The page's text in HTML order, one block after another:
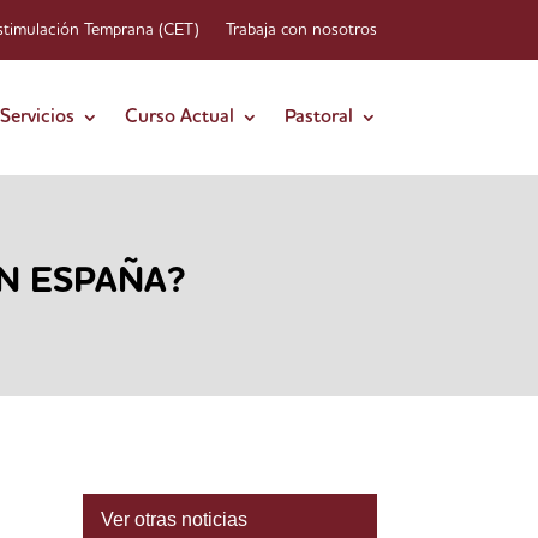
Temprana (CET) Trabaja con nosotros
Servicios Curso Actual Pastoral
ESPAÑA?
Ver otras noticias